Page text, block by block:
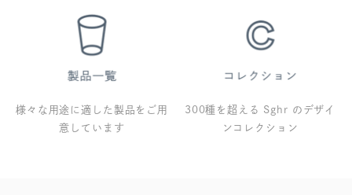
様々な用途に適した製品をご用
意しています
300種を超える Sghr のデザイ
ンコレクション